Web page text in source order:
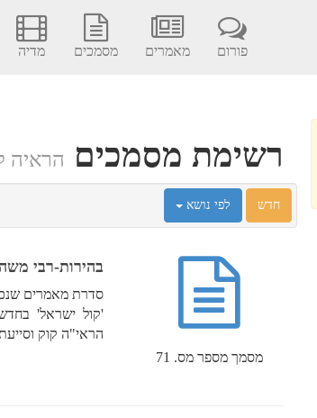
פורום מאמרים מסמכים מדיה
רשימת מסמכים הראיה
חדש לפי נושא
מסמך מספר מס. 71
בהירות-רבי
סדרת מאמרים
'קול ישראל'
הראי"ה קוק